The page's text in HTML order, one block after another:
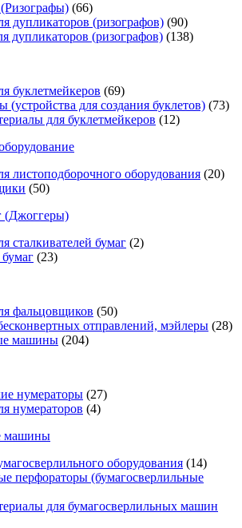
(66)
дупликаторов (ризографов) (90)
дупликаторов (ризографов) (138)
буклетмейкеров (69)
(устройства для создания буклетов) (73)
для буклетмейкеров (12)
листоподборочного оборудования (20)
(50)
(Джоггеры)
сталкивателей бумаг (2)
(23)
фальцовщиков (50)
отправлений, мэйлеры (28)
машины (204)
нумераторы (27)
нумераторов (4)
машины
оборудования (14)
перфораторы (бумагосверлильные
для бумагосверлильных машин